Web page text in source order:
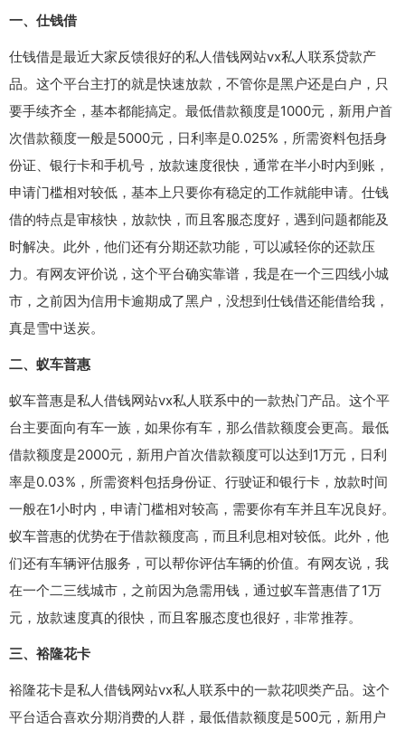
一、仕钱借
仕钱借是最近大家反馈很好的私人借钱网站vx私人联系贷款产
品。这个平台主打的就是快速放款，不管你是黑户还是白户，只
要手续齐全，基本都能搞定。最低借款额度是1000元，新用户首
次借款额度一般是5000元，日利率是0.025%，所需资料包括身
份证、银行卡和手机号，放款速度很快，通常在半小时内到账，
申请门槛相对较低，基本上只要你有稳定的工作就能申请。仕钱
借的特点是审核快，放款快，而且客服态度好，遇到问题都能及
时解决。此外，他们还有分期还款功能，可以减轻你的还款压
力。有网友评价说，这个平台确实靠谱，我是在一个三四线小城
市，之前因为信用卡逾期成了黑户，没想到仕钱借还能借给我，
真是雪中送炭。
二、蚁车普惠
蚁车普惠是私人借钱网站vx私人联系中的一款热门产品。这个平
台主要面向有车一族，如果你有车，那么借款额度会更高。最低
借款额度是2000元，新用户首次借款额度可以达到1万元，日利
率是0.03%，所需资料包括身份证、行驶证和银行卡，放款时间
一般在1小时内，申请门槛相对较高，需要你有车并且车况良好。
蚁车普惠的优势在于借款额度高，而且利息相对较低。此外，他
们还有车辆评估服务，可以帮你评估车辆的价值。有网友说，我
在一个二三线城市，之前因为急需用钱，通过蚁车普惠借了1万
元，放款速度真的很快，而且客服态度也很好，非常推荐。
三、裕隆花卡
裕隆花卡是私人借钱网站vx私人联系中的一款花呗类产品。这个
平台适合喜欢分期消费的人群，最低借款额度是500元，新用户